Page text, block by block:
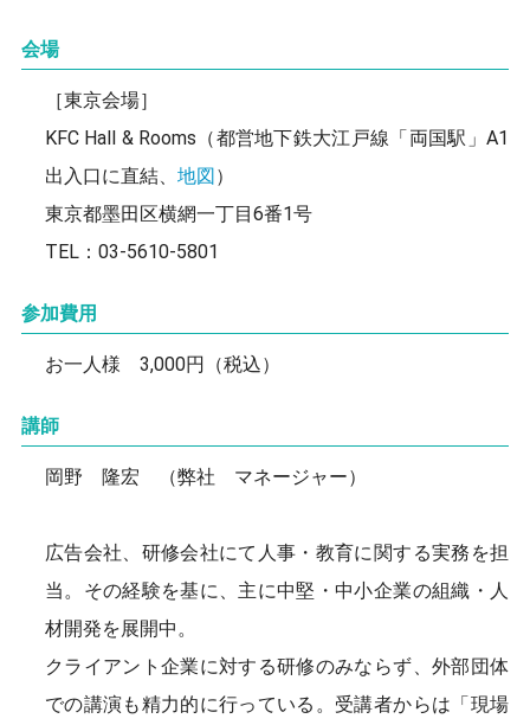
会場
［東京会場］
KFC Hall & Rooms（都営地下鉄大江戸線「両国駅」A1
出入口に直結、 地図）
東京都墨田区横網一丁目6番1号
TEL：03-5610-5801
参加費用
お一人様 3,000円（税込）
講師
岡野 隆宏 （弊社 マネージャー）
広告会社、研修会社にて人事・教育に関する実務を担
当。その経験を基に、主に中堅・中小企業の組織・人
材開発を展開中。
クライアント企業に対する研修のみならず、外部団体
での講演も精力的に行っている。受講者からは「現場